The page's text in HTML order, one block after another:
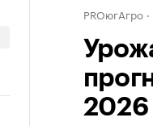
PROюгАгро
2026